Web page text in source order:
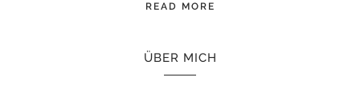
READ MORE
ÜBER MICH